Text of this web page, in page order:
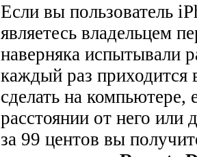
Если вы пользователь
являетесь владельцем
наверняка испытывали
каждый раз приходится
сделать на компьютере,
расстоянии от него или
за 99 центов вы